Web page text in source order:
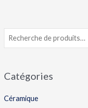
Catégories
Céramique